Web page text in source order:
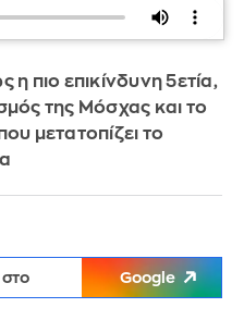
πιο επικίνδυνη 5ετία,
της Μόσχας και το
μετατοπίζει το
Google